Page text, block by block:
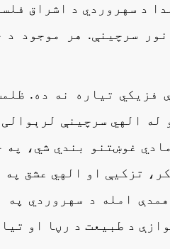
د سهروردي د اشراق
سرچینې. هر موجود د
فزیکي تیاره نه ده.
له الهي سرچینې
غوښتنو بندي شي،
تزکیې او الهي عشق
امله د سهروردي
د طبیعت د رڼا او